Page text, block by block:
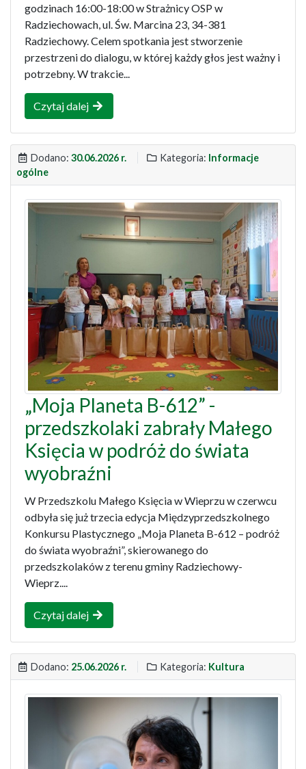
godzinach 16:00-18:00 w Strażnicy OSP w
Radziechowach, ul. Św. Marcina 23, 34-381
Radziechowy. Celem spotkania jest stworzenie
przestrzeni do dialogu, w której każdy głos jest ważny i
potrzebny. W trakcie...
Czytaj dalej
Dodano: 30.06.2026 r. Kategoria: Informacje
ogólne
„Moja Planeta B-612” -
przedszkolaki zabrały Małego
Księcia w podróż do świata
wyobraźni
W Przedszkolu Małego Księcia w Wieprzu w czerwcu
odbyła się już trzecia edycja Międzyprzedszkolnego
Konkursu Plastycznego „Moja Planeta B-612 – podróż
do świata wyobraźni”, skierowanego do
przedszkolaków z terenu gminy Radziechowy-
Wieprz....
Czytaj dalej
Dodano: 25.06.2026 r. Kategoria: Kultura